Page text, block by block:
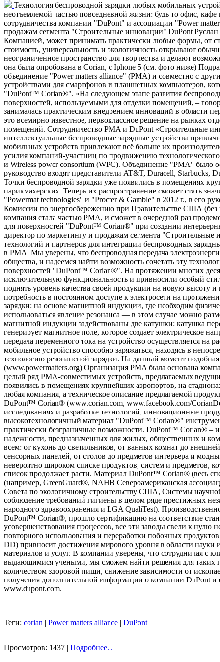
Технология беспроводной зарядки любых мобильных
неотъемлемой частью повседневной жизни: будь то офис,
сотрудничества компании "DuPont" и ассоциации "Power
продажам сегмента "Строительные инновации" DuPont
Компанией, может принимать практически любые формы, от
стоимость, универсальность и экологичность открывают
неограниченное пространство для творчества и делают
она была опробована в Corian, с Iphone 5 (см. фото ниже)
объединение "Power matters alliance" (PMA) и совместно с
устройствами для смартфонов и планшетных компьютеров,
"DuPont™ Corian®". «На следующем этапе развития
поверхностей, используемыми для отделки помещений, –
занималась практическим внедрением инноваций в области
это всемирно известное, первоклассное решение на рынках
помещений. Сотрудничество PMA и DuPont «Строительные
интеллектуальные беспроводные зарядные устройства
мобильных устройств привлекают всё больше их
усилия компаний-участниц по продвижению
и Wireless power consortium (WPC). Объединение "PMA" было
руководство входят представители AT&T, Duracell,
Точки беспроводной зарядки уже появились в помещениях
парикмахерских. Теперь их распространение сможет стать
"Powermat technologies" и "Procter & Gamble" в 2012 г., в его
Комиссии по энергосбережению при Правительстве США (без
компания стала частью PMA, и сможет в очередной раз
для поверхностей "DuPont™ Corian®" при создании
директор по маркетингу и продажам сегмента
технологий и партнеров для интеграции беспроводных
в PMA. Мы уверены, что беспроводная передача
общества, и надеемся найти возможность сочетать эту
поверхностей "DuPont™ Corian®". На протяжении многих
исключительную функциональность и привносили особый
поднять уровень качества своей продукции на новую
потребность в постоянном доступе к электросети на
зарядки: на основе магнитной индукции, где необходим
использоваться явление резонанса — в этом случае можно
магнитной индукции задействованы две катушки: катушка
генерирует магнитное поле, которое создает электрическое
передача переменного тока на устройство осуществляется
мобильное устройство способно заряжаться, находясь в
технологию резонансной зарядки. На данный момент
(www.powermatters.org) Организация PMA была основана
целый ряд PMA-совместимых устройств, предлагаемых
появились в помещениях крупнейших аэропортов, на
любая компания, а техническое описание предлагаемой
DuPont™ Corian® (www.corian.com, www.facebook.com/
исследованиях и разработке технологий, инновационные
высокотехнологичный материал "DuPont™ Corian®"
практически безграничные возможности. DuPont™ Corian® –
надежности, предназначенных для жилых, общественных и
всем: от кухонь до светильников, от ванных комнат до
сенсорных панелей, от столов до предметов интерьера и
невероятно широком списке продуктов, систем и предметов,
список продолжает расти. Материал DuPont™ Corian® (весь
(например, GreenGuard®, NAHB Североамериканская
Совета по экологичному строительству США, Системы
соблюдение требований гигиены в целом ряде престижных
народного здравоохранения и LGA QualiTest).
DuPont™ Corian®, прошло сертификацию на соответствие
усовершенствования процессов, все эти заводы свели к нулю
повторного использования и переработки побочных
DD) привносит достижения мирового уровня в области
материалов и услуг. В компании уверены, что сотрудничая с
выдающимися учеными, мы сможем найти решения для таких
количеством здоровой пищи, снижение зависимости от
получения дополнительной информации о компании DuPont
www.dupont.com.
Теги: corian | Power matters alliance | DuPont
Просмотров: 1437 | Подробнее...